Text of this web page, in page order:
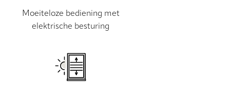
Moeiteloze bediening met
elektrische besturing